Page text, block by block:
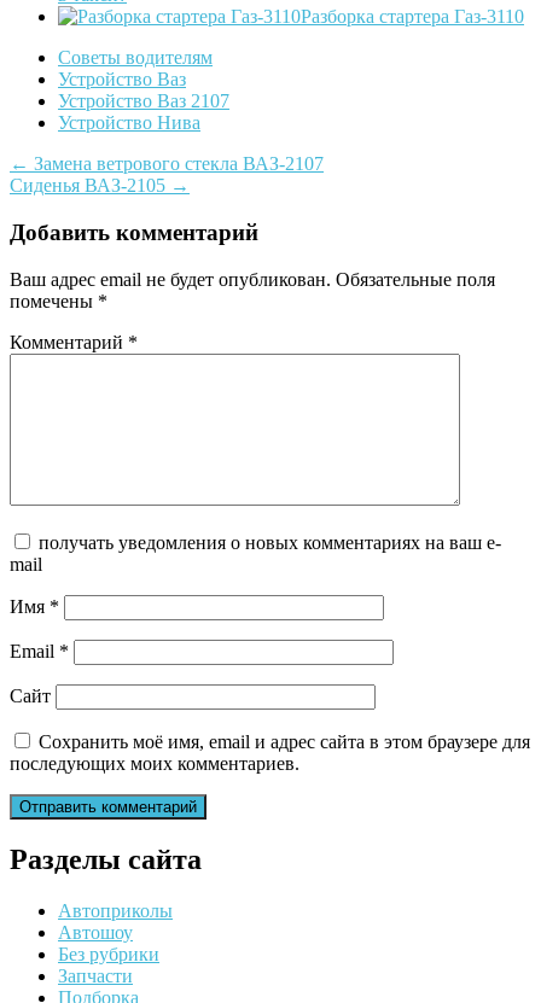
Разборка стартера Газ-3110
Советы водителям
Устройство Ваз
Устройство Ваз 2107
Устройство Нива
Post
navigation
← Замена ветрового стекла ВАЗ-2107
Сиденья ВАЗ-2105 →
Добавить комментарий
Ваш адрес email не будет опубликован. Обязательные поля
помечены *
Комментарий *
получать уведомления о новых комментариях на ваш e-
mail
Имя *
Email *
Сайт
Сохранить моё имя, email и адрес сайта в этом браузере для
последующих моих комментариев.
Разделы сайта
Автоприколы
Автошоу
Без рубрики
Запчасти
Подборка